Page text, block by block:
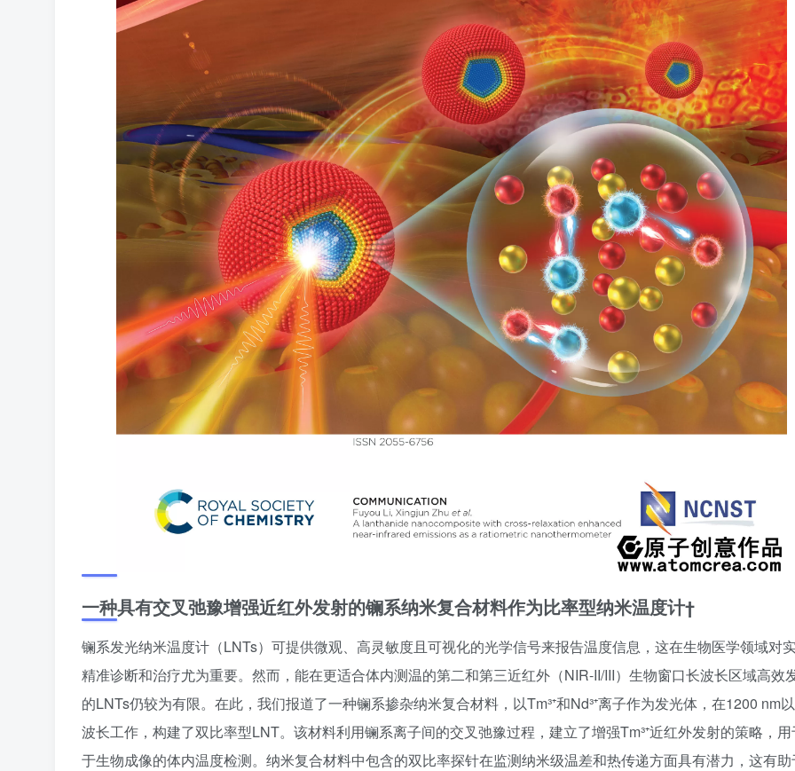
一种具有交叉弛豫增强近红外发射的镧系纳米复合材料作为比率型纳米温度计†
镧系发光纳米温度计（LNTs）可提供微观、高灵敏度且可视化的光学信号来报告温度信息，这在生物医学领域对
精准诊断和治疗尤为重要。然而，能在更适合体内测温的第二和第三近红外（NIR-II/III）生物窗口长波长区域高效
的LNTs仍较为有限。在此，我们报道了一种镧系掺杂纳米复合材料，以Tm³⁺和Nd³⁺离子作为发光体，在1200 nm
波长工作，构建了双比率型LNT。该材料利用镧系离子间的交叉弛豫过程，建立了增强Tm³⁺近红外发射的策略，
于生物成像的体内温度检测。纳米复合材料中包含的双比率探针在监测纳米级温差和热传递方面具有潜力，这有